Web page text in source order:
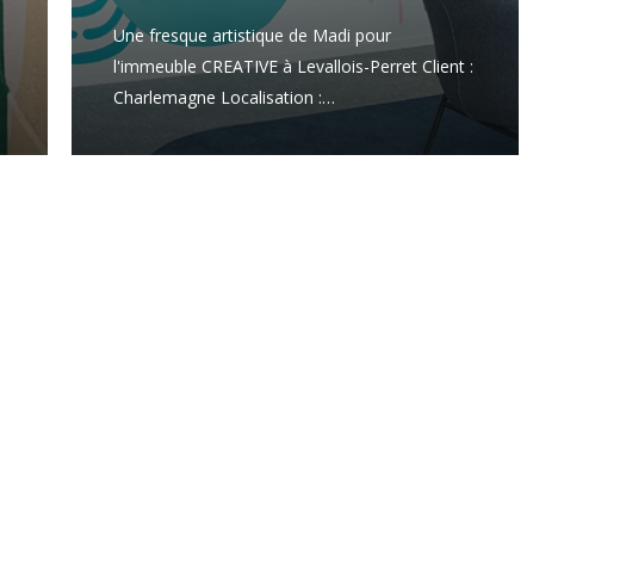
Une fresque artistique de Madi pour
l'immeuble CREATIVE à Levallois-Perret Client :
Charlemagne Localisation :…